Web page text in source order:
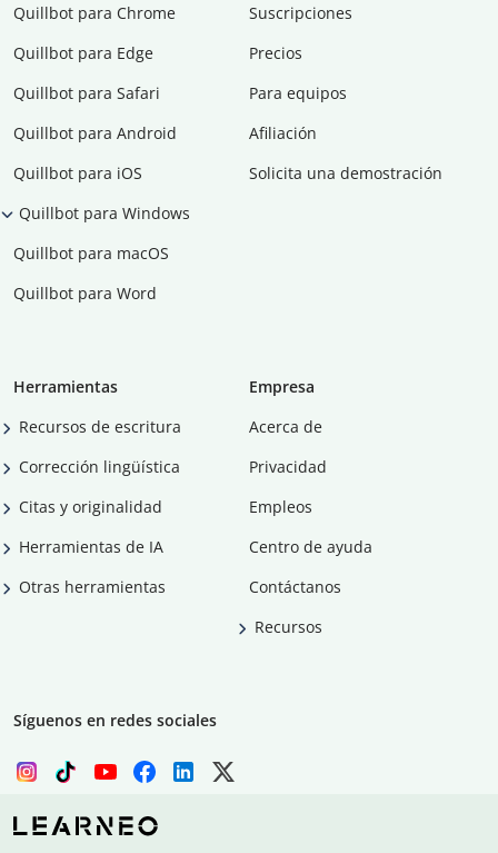
Quillbot para Chrome
Quillbot para Edge
Quillbot para Safari
Quillbot para Android
Quillbot para iOS
Quillbot para Windows
Quillbot para macOS
Quillbot para Word
Suscripciones
Precios
Para equipos
Afiliación
Solicita una demostración
Herramientas
Recursos de escritura
Corrección lingüística
Citas y originalidad
Herramientas de IA
Otras herramientas
Empresa
Acerca de
Privacidad
Empleos
Centro de ayuda
Contáctanos
Recursos
Síguenos en redes sociales